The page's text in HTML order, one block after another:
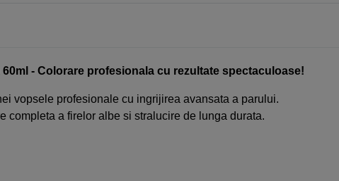
- Colorare profesionala cu rezultate spectaculoase!
vopsele profesionale cu ingrijirea avansata a parului.
completa a firelor albe si stralucire de lunga durata.